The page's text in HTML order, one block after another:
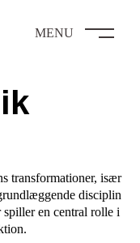
MENU
transformationer, især
disciplin
en central rolle i